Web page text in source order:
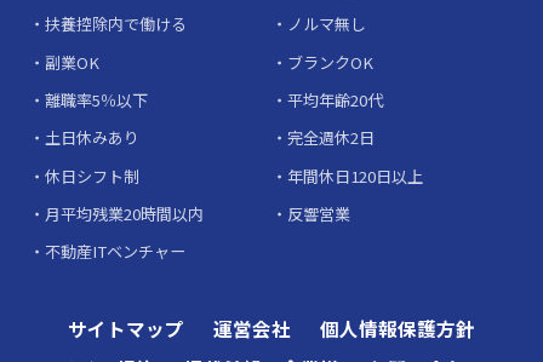
扶養控除内で働ける
ノルマ無し
副業OK
ブランクOK
離職率5％以下
平均年齢20代
土日休みあり
完全週休2日
休日シフト制
年間休日120日以上
月平均残業20時間以内
反響営業
不動産ITベンチャー
サイトマップ 運営会社
個人情報保護方針